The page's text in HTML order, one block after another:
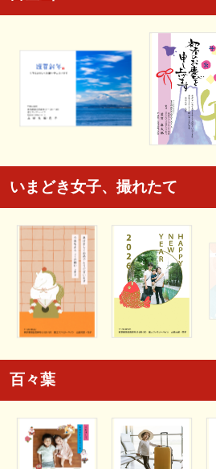
いまどき女子、撮れたて
百々葉